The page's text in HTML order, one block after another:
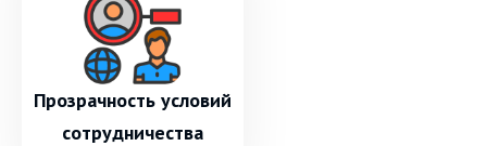
Прозрачность условий
сотрудничества